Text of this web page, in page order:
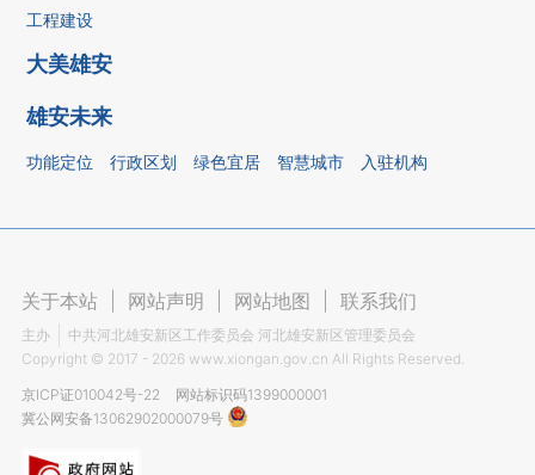
工程建设
大美雄安
雄安未来
功能定位 行政区划 绿色宜居 智慧城市 入驻机构
关于本站 网站声明 网站地图 联系我们
主办
中共河北雄安新区工作委员会 河北雄安新区管理委员会
Copyright © 2017 - 2026 www.xiongan.gov.cn All Rights Reserved.
京ICP证010042号-22
网站标识码1399000001
冀公网安备13062902000079号